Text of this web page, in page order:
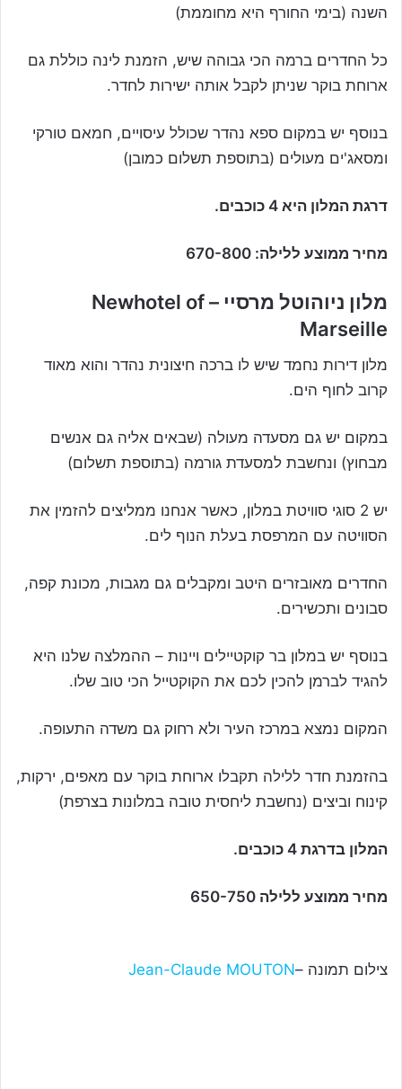
השנה (בימי החורף היא מחוממת)
כל החדרים ברמה הכי גבוהה שיש, הזמנת לינה כוללת גם
ארוחת בוקר שניתן לקבל אותה ישירות לחדר.
בנוסף יש במקום ספא נהדר שכולל עיסויים, חמאם טורקי
ומסאג'ים מעולים (בתוספת תשלום כמובן)
דרגת המלון היא 4 כוכבים.
מחיר ממוצע ללילה: 670-800
מלון ניוהוטל מרסיי – Newhotel of
Marseille
מלון דירות נחמד שיש לו ברכה חיצונית נהדר והוא מאוד
קרוב לחוף הים.
במקום יש גם מסעדה מעולה (שבאים אליה גם אנשים
מבחוץ) ונחשבת למסעדת גורמה (בתוספת תשלום)
יש 2 סוגי סוויטת במלון, כאשר אנחנו ממליצים להזמין את
הסוויטה עם המרפסת בעלת הנוף לים.
החדרים מאובזרים היטב ומקבלים גם מגבות, מכונת קפה,
סבונים ותכשירים.
בנוסף יש במלון בר קוקטיילים ויינות – ההמלצה שלנו היא
להגיד לברמן להכין לכם את הקוקטייל הכי טוב שלו.
המקום נמצא במרכז העיר ולא רחוק גם משדה התעופה.
בהזמנת חדר ללילה תקבלו ארוחת בוקר עם מאפים, ירקות,
קינוח וביצים (נחשבת ליחסית טובה במלונות בצרפת)
המלון בדרגת 4 כוכבים.
מחיר ממוצע ללילה 650-750
צילום תמונה –Jean-Claude MOUTON